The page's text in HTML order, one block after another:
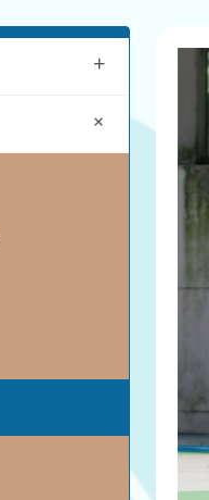
+
+